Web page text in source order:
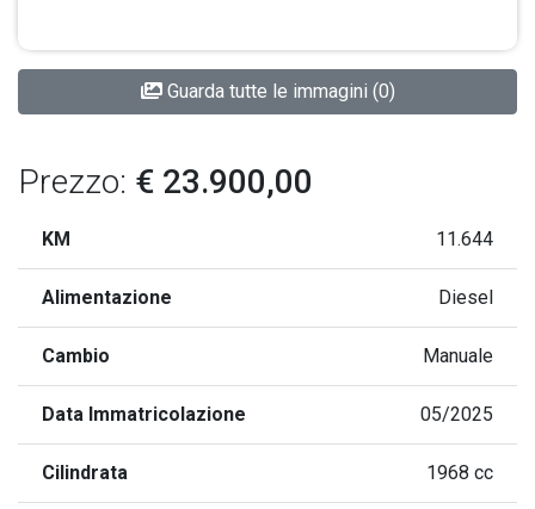
Guarda tutte le immagini (0)
Prezzo: € 23.900,00
KM 11.644
Alimentazione Diesel
Cambio Manuale
Data Immatricolazione 05/2025
Cilindrata 1968 cc